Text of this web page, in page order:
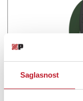
Saglasnost